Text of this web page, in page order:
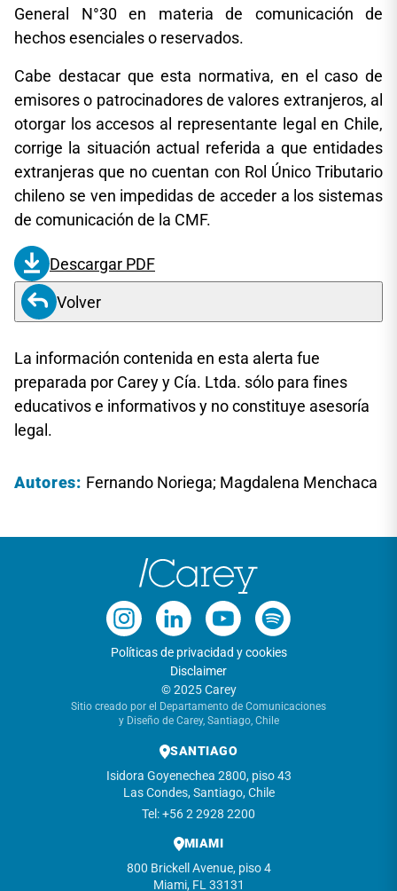
General N°30 en materia de comunicación de
hechos esenciales o reservados.
Cabe destacar que esta normativa, en el caso de
emisores o patrocinadores de valores extranjeros, al
otorgar los accesos al representante legal en Chile,
corrige la situación actual referida a que entidades
extranjeras que no cuentan con Rol Único Tributario
chileno se ven impedidas de acceder a los sistemas
de comunicación de la CMF.
Descargar PDF
Volver
La información contenida en esta alerta fue
preparada por Carey y Cía. Ltda. sólo para fines
educativos e informativos y no constituye asesoría
legal.
Autores: Fernando Noriega; Magdalena Menchaca
Políticas de privacidad y cookies
Disclaimer
© 2025 Carey
Sitio creado por el Departamento de Comunicaciones
y Diseño de Carey, Santiago, Chile
SANTIAGO
Isidora Goyenechea 2800, piso 43
Las Condes, Santiago, Chile
Tel: +56 2 2928 2200
MIAMI
800 Brickell Avenue, piso 4
Miami, FL 33131